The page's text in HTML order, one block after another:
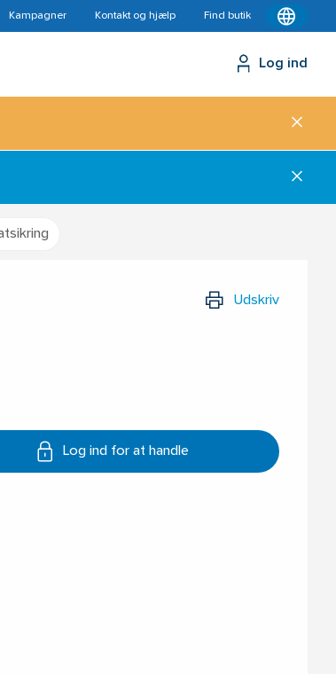
Kampagner Kontakt og hjælp Find butik
Log ind
Udskriv
Log ind for at handle